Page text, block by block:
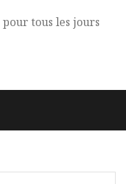
tous les jours